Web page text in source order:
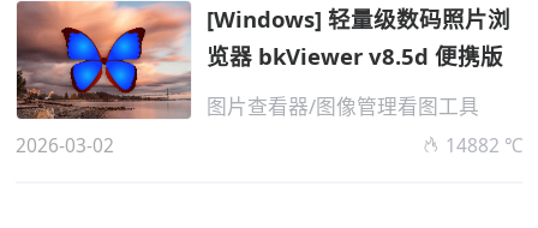
[Windows] 轻量级数码照片浏
览器 bkViewer v8.5d 便携版
图片查看器/图像管理看图工具
2026-03-02 14882 ℃